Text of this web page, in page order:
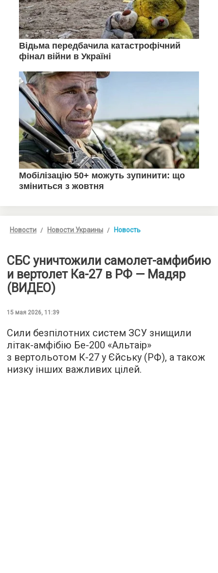
Новости Новости Украины Новость
СБС уничтожили самолет-амфибию
и вертолет Ка-27 в РФ — Мадяр
(ВИДЕО)
15 мая 2026, 11:39
Сили безпілотних систем ЗСУ знищили
літак-амфібію Бе-200 «Альтаір»
з вертольотом К-27 у Єйську (РФ), а також
низку інших важливих цілей.